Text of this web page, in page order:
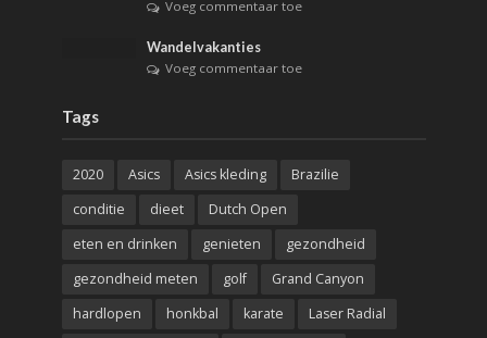
Voeg commentaar toe
Wandelvakanties
Voeg commentaar toe
Tags
2020 Asics Asics kleding
Brazilie
conditie
dieet
Dutch Open
eten en drinken
genieten
gezondheid
gezondheid meten
golf
Grand Canyon
hardlopen
honkbal karate
Laser Radial